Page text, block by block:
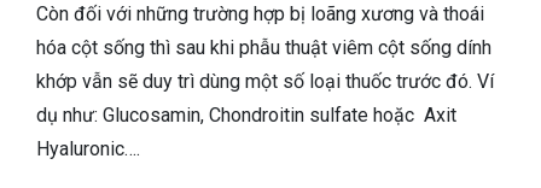
Còn đối với những trường hợp bị loãng xương và thoái
hóa cột sống thì sau khi phẫu thuật viêm cột sống dính
khớp vẫn sẽ duy trì dùng một số loại thuốc trước đó. Ví
dụ như: Glucosamin, Chondroitin sulfate hoặc Axit
Hyaluronic….